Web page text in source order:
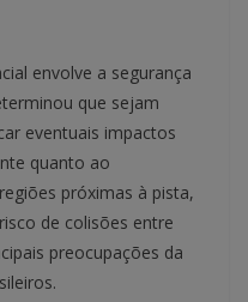
envolve a segurança
que sejam
eventuais impactos
quanto ao
próximas à pista,
de colisões entre
preocupações da